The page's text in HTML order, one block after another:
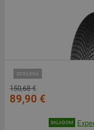
ZOSÍLENÁ
150,68 €
89,90 €
SKLADOM